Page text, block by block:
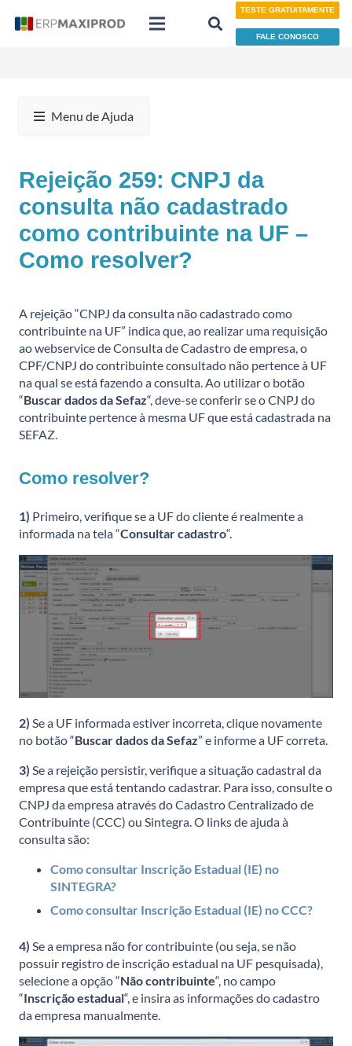
TESTE GRATUITAMENTE
FALE CONOSCO
Menu de Ajuda
Rejeição 259: CNPJ da
consulta não cadastrado
como contribuinte na UF –
Como resolver?
A rejeição “CNPJ da consulta não cadastrado como
contribuinte na UF” indica que, ao realizar uma requisição
ao webservice de Consulta de Cadastro de empresa, o
CPF/CNPJ do contribuinte consultado não pertence à UF
na qual se está fazendo a consulta. Ao utilizar o botão
“Buscar dados da Sefaz“, deve-se conferir se o CNPJ do
contribuinte pertence à mesma UF que está cadastrada na
SEFAZ.
Como resolver?
1) Primeiro, verifique se a UF do cliente é realmente a
informada na tela “Consultar cadastro“.
2) Se a UF informada estiver incorreta, clique novamente
no botão “Buscar dados da Sefaz” e informe a UF correta.
3) Se a rejeição persistir, verifique a situação cadastral da
empresa que está tentando cadastrar. Para isso, consulte o
CNPJ da empresa através do Cadastro Centralizado de
Contribuinte (CCC) ou Sintegra. O links de ajuda à
consulta são:
Como consultar Inscrição Estadual (IE) no
SINTEGRA?
Como consultar Inscrição Estadual (IE) no CCC?
4) Se a empresa não for contribuinte (ou seja, se não
possuir registro de inscrição estadual na UF pesquisada),
selecione a opção “Não contribuinte“, no campo
“Inscrição estadual“, e insira as informações do cadastro
da empresa manualmente.